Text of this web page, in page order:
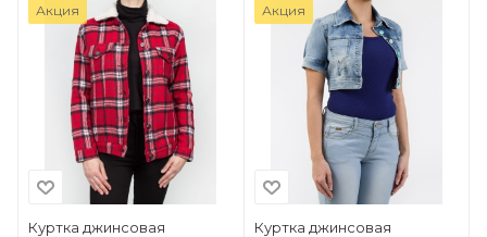
Акция
Куртка джинсовая
Акция
Куртка джинсовая